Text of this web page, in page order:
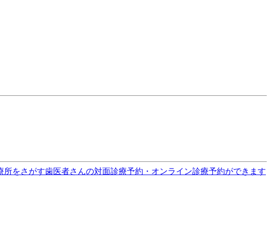
所をさがす歯医者さんの対面診療予約・オンライン診療予約ができます